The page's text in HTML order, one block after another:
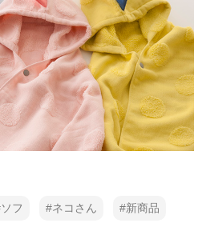
ソフ ネコさん 新商品